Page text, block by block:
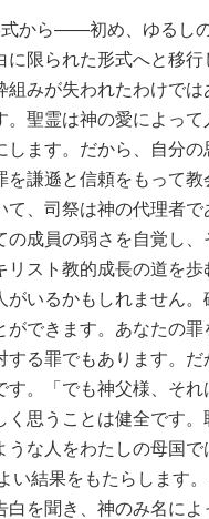
から――初め、ゆるし
限られた形式へと移行
みが失われたわけでは
聖霊は神の愛によって
ます。だから、自分の
謙遜と信頼をもって
、司祭は神の代理者で
成員の弱さを自覚し、
スト教的成長の道を歩
いるかもしれません。
できます。あなたの
る罪でもあります。だ
。「でも神父様、それ
思うことは健全です。
な人をわたしの母国で
い結果をもたらします
を聞き、神のみ名によ